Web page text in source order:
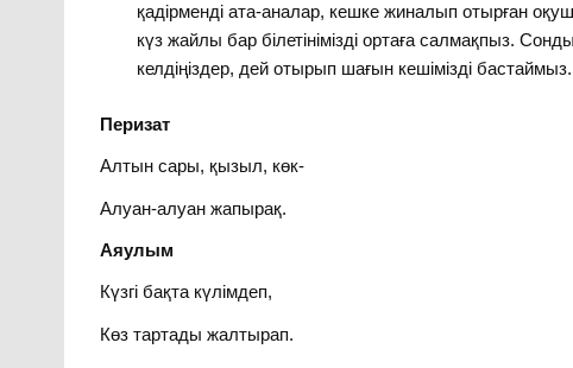
қадірменді ата-аналар, кешке жиналып отырған
күз жайлы бар білетінімізді ортаға салмақпыз.
келдіңіздер, дей отырып шағын кешімізді бастаймыз.
Перизат
Алтын сары, қызыл, көк-
Алуан-алуан жапырақ.
Аяулым
Күзгі бақта күлімдеп,
Көз тартады жалтырап.